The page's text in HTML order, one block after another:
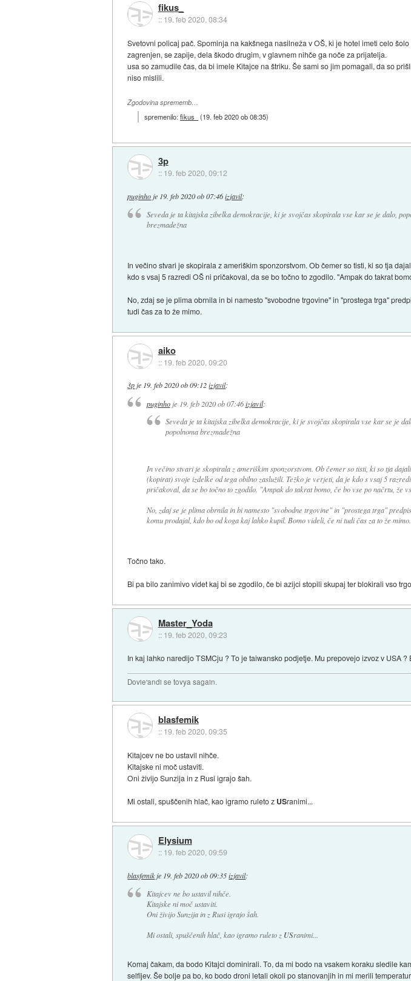
fikus_
:: 19. feb 2020, 08:34
Svetovni policaj pač. Spominja na kakšnega nasilneža v OŠ, ki je hotel imeti celo
zagrenjen, se zapije, dela škodo drugim, v glavnem nihče ga noče za prijatelja.
usa so zamudile čas, da bi imele Kitajce na štriku. Še sami so jim pomagali, da so
niso mislili.
Zgodovina sprememb…
spremenilo:fikus_ (19. feb 2020 ob 08:35)
3p
:: 19. feb 2020, 09:12
puginho je 19. feb 2020 ob 07:46 izjavil:
Seveda je ta kitajska zibelka demokracije, ki je svojčas skopirala vse kar se je dalo,
brezmadežna
In večino stvari je skopirala z ameriškim sponzorstvom. Ob čemer so tisti, ki so tja
kdo s vsaj 5 razredi OŠ ni pričakoval, da se bo točno to zgodilo. "Ampak do takrat
No, zdaj se je plima obrnila in bi namesto "svobodne trgovine" in "prostega trga"
tudi čas za to že mimo.
aiko
:: 19. feb 2020, 09:20
3pje 19. feb 2020 ob 09:12 izjavil:
puginhoje 19. feb 2020 ob 07:46 izjavil:
Seveda je ta kitajska zibelka demokracije, ki je svojčas skopirala vse kar se je
popolnoma brezmadežna
In večino stvari je skopirala z ameriškim sponzorstvom. Ob čemer so tisti, ki so tja
(kopirat) svoje izdelke od tega obilno zaslužili. Težko je verjeti, da je kdo s vsaj 5
pričakoval, da se bo točno to zgodilo. "Ampak do takrat bomo, če bo vse po načrtu, že
No, zdaj se je plima obrnila in bi namesto "svobodne trgovine" in "prostega trga"
komu prodajal, kdo bo od koga kaj lahko kupil. Bomo videli, če ni tudi čas za to že mimo.
Točno tako.
Bi pa bilo zanimivo videt kaj bi se zgodilo, če bi azijci stopili skupaj ter blokirali vso
Master_Yoda
:: 19. feb 2020, 09:23
In kaj lahko naredijo TSMCju ? To je taiwansko podjetje. Mu prepovejo izvoz v USA
Dovie'andi se tovya sagain.
blasfemik
:: 19. feb 2020, 09:35
Kitajcev ne bo ustavil nihče.
Kitajske ni moč ustaviti.
Oni živijo Sunzija in z Rusi igrajo šah.
Mi ostali, spuščenih hlač, kao igramo ruleto z USranimi...
Elysium
:: 19. feb 2020, 09:59
blasfemikje 19. feb 2020 ob 09:35 izjavil:
Kitajcev ne bo ustavil nihče.
Kitajske ni moč ustaviti.
Oni živijo Sunzija in z Rusi igrajo šah.
Mi ostali, spuščenih hlač, kao igramo ruleto z USranimi...
Komaj čakam, da bodo Kitajci dominirali. To, da mi bodo na vsakem koraku sledile
selfijev. Še bolje pa bo, ko bodo droni letali okoli po stanovanjih in mi merili